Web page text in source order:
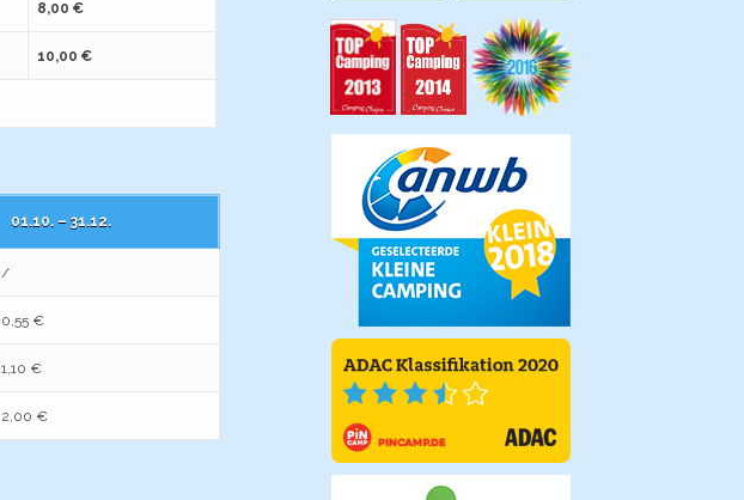
8,00 €
10,00 €
01.10. – 31.12.
/
0,55 €
1,10 €
2,00 €